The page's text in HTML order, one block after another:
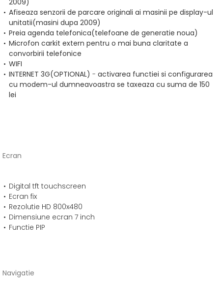
2009)
Afiseaza senzorii de parcare originali ai masinii pe display-ul
unitatii(masini dupa 2009)
Preia agenda telefonica(telefoane de generatie noua)
Microfon carkit extern pentru o mai buna claritate a
convorbirii telefonice
WIFI
INTERNET 3G(OPTIONAL) - activarea functiei si configurarea
cu modem-ul dumneavoastra se taxeaza cu suma de 150
lei
Ecran
Digital tft touchscreen
Ecran fix
Rezolutie HD 800x480
Dimensiune ecran 7 inch
Functie PIP
Navigatie